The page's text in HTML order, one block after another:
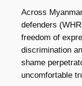
Across
defenders
freedom of
discrimination
shame
uncomfortable